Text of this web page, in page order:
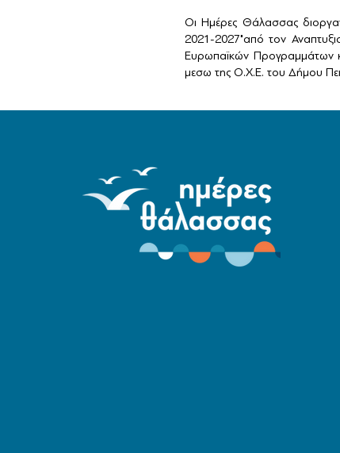
Οι Ημέρες Θάλασσας
2021-2027"από τον
Ευρωπαϊκών Προγραμμάτων
μεσω της Ο.Χ.Ε. του Δήμου